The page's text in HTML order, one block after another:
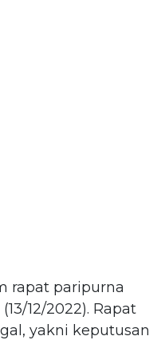
rapat paripurna
12/2022). Rapat
yakni keputusan